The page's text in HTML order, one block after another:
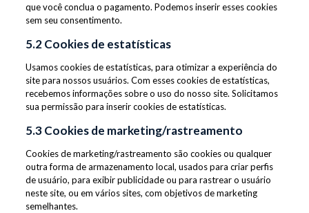
que você conclua o pagamento. Podemos inserir esses cookies
sem seu consentimento.
5.2 Cookies de estatísticas
Usamos cookies de estatísticas, para otimizar a experiência do
site para nossos usuários. Com esses cookies de estatísticas,
recebemos informações sobre o uso do nosso site. Solicitamos
sua permissão para inserir cookies de estatísticas.
5.3 Cookies de marketing/rastreamento
Cookies de marketing/rastreamento são cookies ou qualquer
outra forma de armazenamento local, usados para criar perfis
de usuário, para exibir publicidade ou para rastrear o usuário
neste site, ou em vários sites, com objetivos de marketing
semelhantes.